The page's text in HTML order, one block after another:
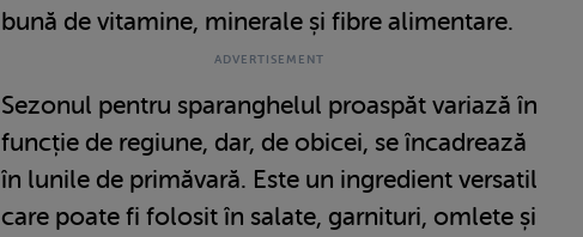
bună de vitamine, minerale și fibre alimentare.
Sezonul pentru sparanghelul proaspăt variază în
funcție de regiune, dar, de obicei, se încadrează
în lunile de primăvară. Este un ingredient versatil
care poate fi folosit în salate, garnituri, omlete și